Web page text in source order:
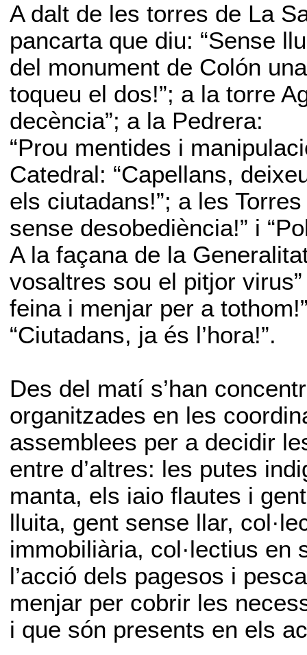
A dalt de les torres de La
pancarta que diu: “Sense
del monument de Colón
toqueu el dos!”; a la torre
decència”; a la Pedrera:
“Prou mentides i
Catedral: “Capellans,
els ciutadans!”; a les
sense desobediència!” i
A la façana de la
vosaltres sou el pitjor
feina i menjar per a
“Ciutadans, ja és l’hora!”.
Des del matí s’han
organitzades en les
assemblees per a decidir
entre d’altres: les putes
manta, els iaio flautes i
lluita, gent sense llar,
immobiliària, col·lectius en
l’acció dels pagesos i
menjar per cobrir les
i que són presents en els